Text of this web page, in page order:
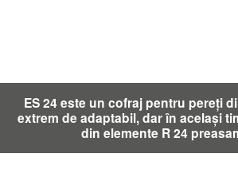
ES 24 este un cofraj pentru pereți
extrem de adaptabil, dar în același
din elemente R 24